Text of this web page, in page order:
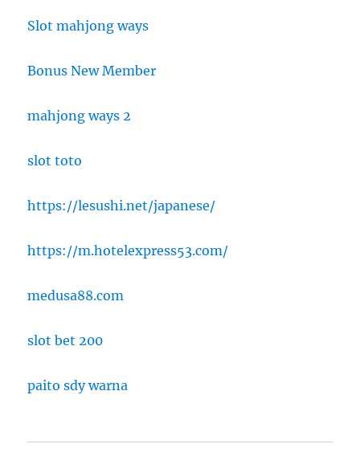
Slot mahjong ways
Bonus New Member
mahjong ways 2
slot toto
https://lesushi.net/japanese/
https://m.hotelexpress53.com/
medusa88.com
slot bet 200
paito sdy warna